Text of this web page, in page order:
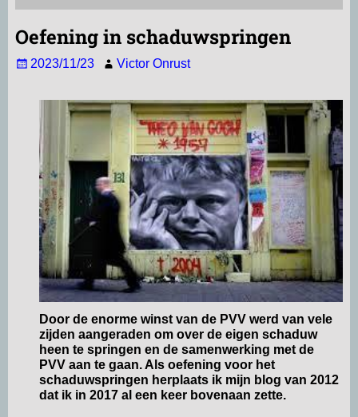
Oefening in schaduwspringen
2023/11/23 Victor Onrust
Door de enorme winst van de PVV werd van vele
zijden aangeraden om over de eigen schaduw
heen te springen en de samenwerking met de
PVV aan te gaan. Als oefening voor het
schaduwspringen herplaats ik mijn blog van 2012
dat ik in 2017 al een keer bovenaan zette.